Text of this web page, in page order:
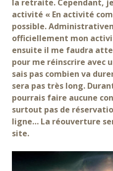
la retraite. Cependant,
activité « En activité
possible.
officiellement mon
ensuite il me faudra
pour me réinscrire avec
sais pas combien va
sera pas très long.
pourrais faire aucune
surtout pas de
ligne… La réouverture
site.